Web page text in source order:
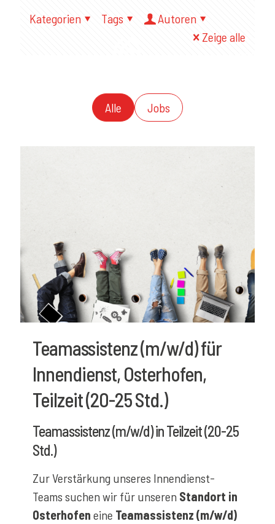
Kategorien Tags
Autoren
Zeige alle
Alle Jobs
Teamassistenz (m/w/d) für
Innendienst, Osterhofen,
Teilzeit (20-25 Std.)
Teamassistenz (m/w/d) in Teilzeit (20-25
Std.)
Zur Verstärkung unseres Innendienst-
Teams suchen wir für unseren Standort in
Osterhofen eine Teamassistenz (m/w/d)